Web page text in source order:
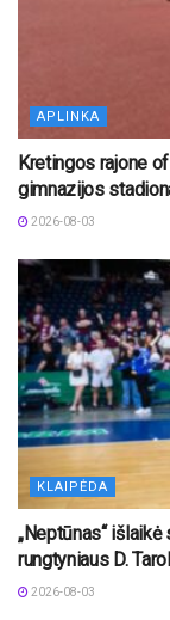
APLINKA
Kretingos rajone
gimnazijos
2026-08-03
KLAIPĖDA
„Neptūnas“
rungtyniaus D.
2026-08-03